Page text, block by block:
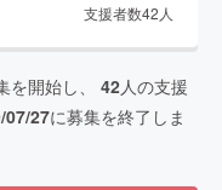
支援者数42 人
を開始し、 42人の支援
07/27に募集を終了しま